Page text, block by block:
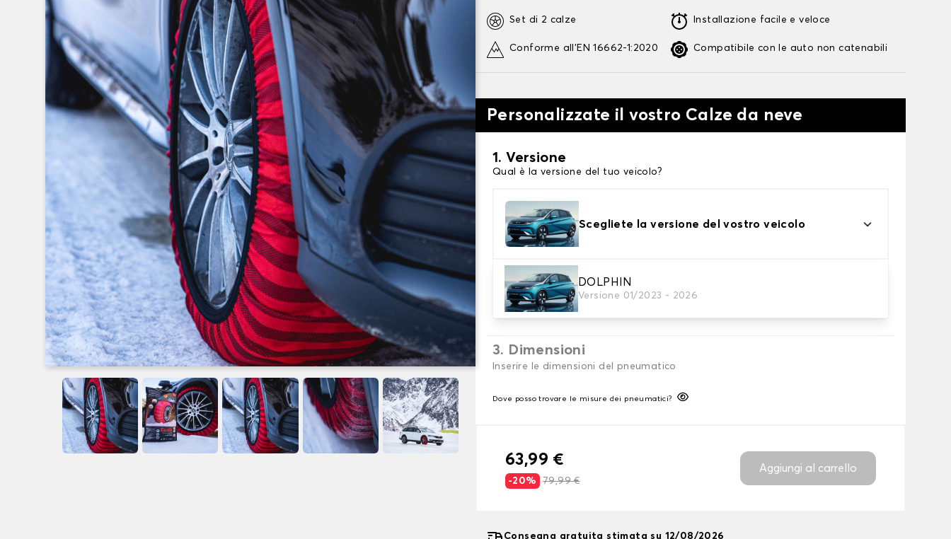
Set di 2 calze
Conforme all'EN 16662-1:2020
Installazione facile e veloce
Compatibile con le auto non catenabili
Personalizzate il vostro Calze da neve
1. Versione
Qual è la versione del tuo veicolo?
Scegliete la versione del vostro veicolo
DOLPHIN
Versione 01/2023 - 2026
2. Finitura a calza
Scegli le calze da neve adatte alle tue necessità
3. Dimensioni
Inserire le dimensioni del pneumatico
Dove posso trovare le misure dei pneumatici?
63,99 €
-20% 79,99 €
Aggiungi al carrello
Consegna gratuita stimata su 12/08/2026